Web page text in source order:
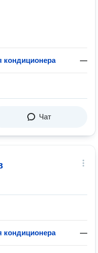
кондиционера —
Чат
кондиционера —